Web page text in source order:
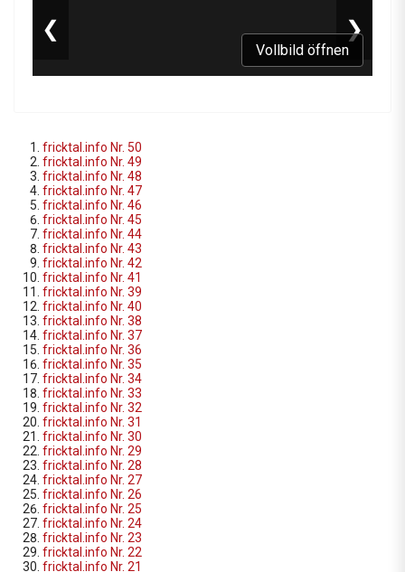
Vollbild öffnen
fricktal.info Nr. 50
fricktal.info Nr. 49
fricktal.info Nr. 48
fricktal.info Nr. 47
fricktal.info Nr. 46
fricktal.info Nr. 45
fricktal.info Nr. 44
fricktal.info Nr. 43
fricktal.info Nr. 42
fricktal.info Nr. 41
fricktal.info Nr. 39
fricktal.info Nr. 40
fricktal.info Nr. 38
fricktal.info Nr. 37
fricktal.info Nr. 36
fricktal.info Nr. 35
fricktal.info Nr. 34
fricktal.info Nr. 33
fricktal.info Nr. 32
fricktal.info Nr. 31
fricktal.info Nr. 30
fricktal.info Nr. 29
fricktal.info Nr. 28
fricktal.info Nr. 27
fricktal.info Nr. 26
fricktal.info Nr. 25
fricktal.info Nr. 24
fricktal.info Nr. 23
fricktal.info Nr. 22
fricktal.info Nr. 21